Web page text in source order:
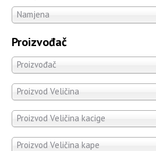
Namjena
Proizvođač
Proizvođač
Proizvod Veličina
Proizvod Veličina kacige
Proizvod Veličina kape